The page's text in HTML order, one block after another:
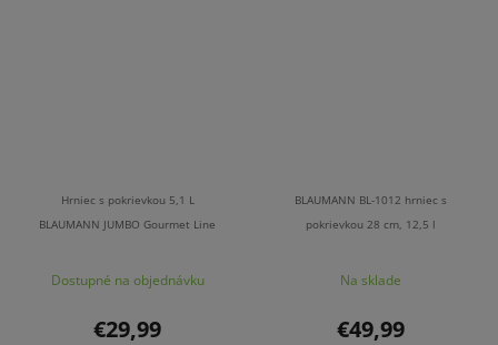
Hrniec s pokrievkou 5,1 L
BLAUMANN JUMBO Gourmet Line
Dostupné na objednávku
€29,99
BLAUMANN BL-1012 hrniec s
pokrievkou 28 cm, 12,5 l
Na sklade
€49,99